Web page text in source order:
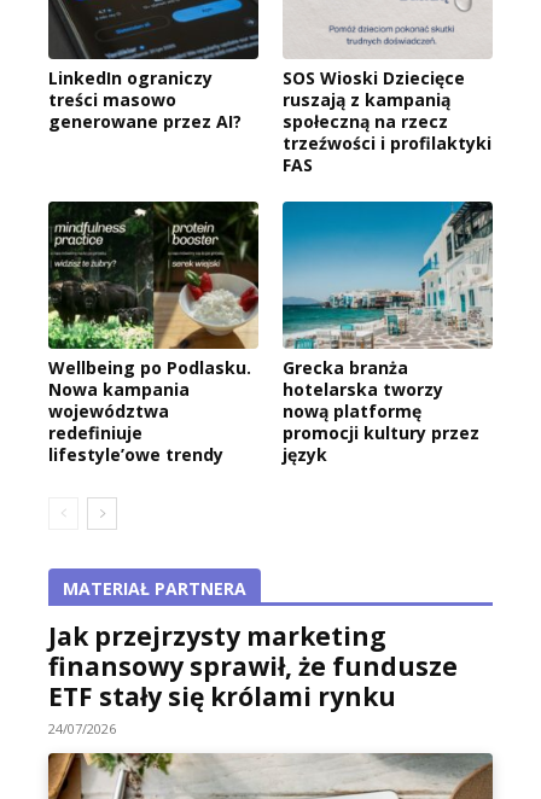
LinkedIn ograniczy
treści masowo
generowane przez AI?
SOS Wioski Dziecięce
ruszają z kampanią
społeczną na rzecz
trzeźwości i profilaktyki
FAS
Wellbeing po Podlasku.
Nowa kampania
województwa
redefiniuje
lifestyle’owe trendy
Grecka branża
hotelarska tworzy
nową platformę
promocji kultury przez
język
MATERIAŁ PARTNERA
Jak przejrzysty marketing
finansowy sprawił, że fundusze
ETF stały się królami rynku
24/07/2026